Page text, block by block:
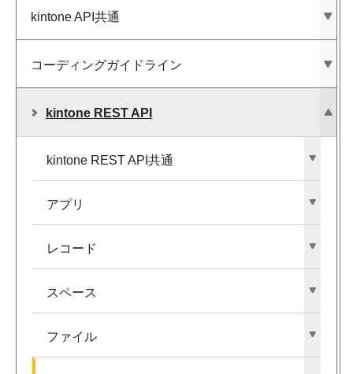
kintone API共通
コーディングガイドライン
kintone REST API
kintone REST API共通
アプリ
レコード
スペース
ファイル